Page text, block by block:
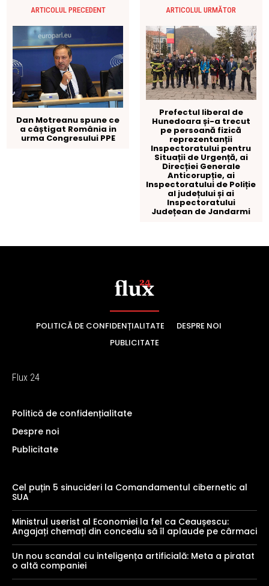
POLITICĂ DE CONFIDENȚIALITATE
DESPRE NOI
PUBLICITATE
Flux 24
Politică de confidențialitate
Despre noi
Publicitate
Cel puțin 5 sinucideri la Comandamentul cibernetic al
SUA
Ministrul userist al Economiei la fel ca Ceaușescu:
Angajați chemați din concediu să îl aplaude pe cârmaci
Un nou scandal cu inteligența artificială: Meta a piratat
o altă companiei